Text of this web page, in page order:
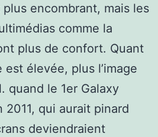
encombrant, mais les
comme la
plus de confort. Quant
élevée, plus l’image
quand le 1er Galaxy
2011, qui aurait pinard
deviendraient